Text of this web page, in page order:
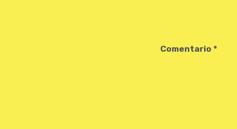
Comentario *